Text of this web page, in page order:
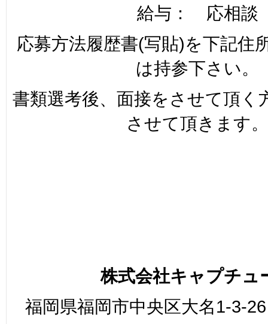
給与： 応相談
応募方法履歴書(写貼)を下記住
は持参下さい。
書類選考後、面接をさせて頂く
させて頂きます。
株式会社キャプチュ
福岡県福岡市中央区大名1-3-